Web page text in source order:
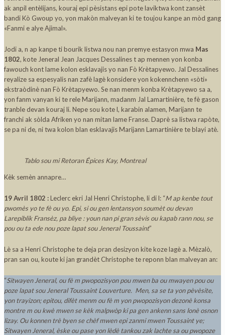
ak anpil entèlijans, kouraj epi pèsistans epi pote laviktwa kont zansèt
bandi Kò Gwoup yo, yon makòn malveyan ki te toujou kanpe an mòd gang
«Fanmi e alye Ajimal».
Jodi a, n ap kanpe ti bourik listwa nou nan premye estasyon mwa Mas
1802, kote Jeneral Jean Jacques Dessalines t ap mennen yon konba
fawouch kont lame kolon esklavajis yo nan Fò Krètapyewo. Jal Dessalines
reyalize sa espesyalis nan zafè lagè konsidere yon kokennchenn «sòti»
ekstraòdinè nan Fò Krètapyewo. Se nan menm konba Krètapyewo sa a,
yon fanm vanyan ki te rele Marijann, madanm Jal Lamartinière, te fè gason
tranble devan kouraj li. Nepe sou kote l, karabin alamen, Marijann te
franchi ak sòlda Afriken yo nan mitan lame Franse. Daprè sa listwa rapòte,
se pa ni de, ni twa kolon blan esklavajis Marijann Lamartinière te blayi atè.
Tablo sou mi Retoran Épices Kay, Montreal
Kèk semèn annapre…
19 Avril 1802 :Leclerc ekri Jal Henri Christophe, li di l: “M ap kenbe tout
pwomès yo te fè ou yo. Epi, si ou gen lentansyon soumèt ou devan
Larepiblik Fransèz, pa bliye : youn nan pi gran sèvis ou kapab rann nou, se
pou ou ta ede nou poze lapat sou Jeneral Toussaint”
Lè sa a Henri Christophe te deja pran desizyon kite koze lagè a. Mèzalò,
pran san ou, koute ki jan grandèt Christophe te reponn blan malveyan an:
“Sitwayen Jeneral, ou fè m pwopozisyon pou mwen ba ou mwayen pou ou
poze lapat sou Jeneral Toussaint Louverture. Men, sa se ta yon pèvèsite,
yon trayizon; epitou, difèt menm ou fè m yon pwopozisyon dezonè konsa
montre m ou kwè mwen se kèk malpwòp ki pa gen ankenn sans lonè osnon
lizay. Ou konnen trè byen se chèf mwen epi zanmi mwen Toussaint ye;
Sitwayen Jeneral, èske ou pase yon lèdè tankou zak lachte sa ou pwopoze